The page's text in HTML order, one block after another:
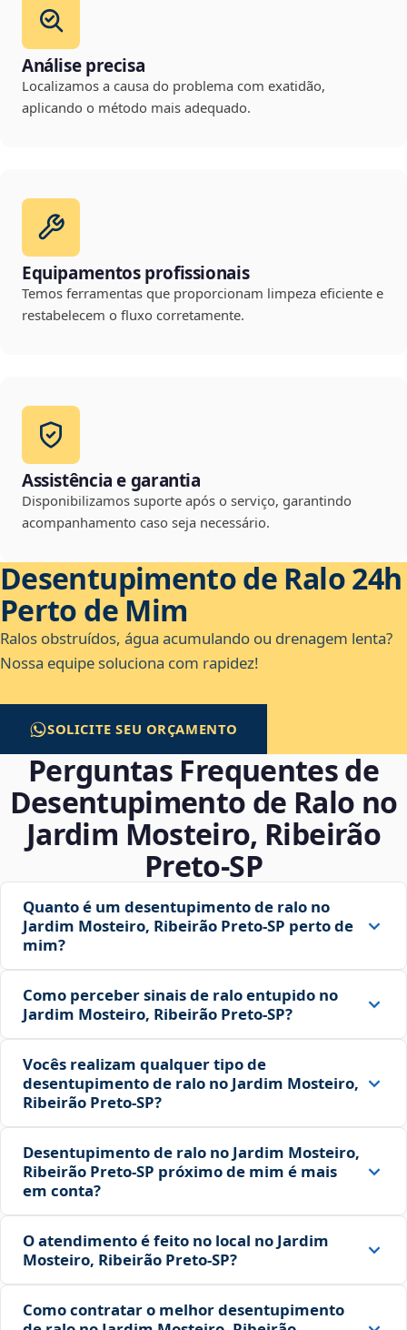
Análise precisa
Localizamos a causa do problema com exatidão,
aplicando o método mais adequado.
Equipamentos profissionais
Temos ferramentas que proporcionam limpeza eficiente e
restabelecem o fluxo corretamente.
Assistência e garantia
Disponibilizamos suporte após o serviço, garantindo
acompanhamento caso seja necessário.
Desentupimento de Ralo 24h
Perto de Mim
Ralos obstruídos, água acumulando ou drenagem lenta?
Nossa equipe soluciona com rapidez!
SOLICITE SEU ORÇAMENTO
Perguntas Frequentes de
Desentupimento de Ralo no
Jardim Mosteiro, Ribeirão
Preto‑SP
Quanto é um desentupimento de ralo no
Jardim Mosteiro, Ribeirão Preto‑SP perto de
mim?
Como perceber sinais de ralo entupido no
Jardim Mosteiro, Ribeirão Preto‑SP?
Vocês realizam qualquer tipo de
desentupimento de ralo no Jardim Mosteiro,
Ribeirão Preto‑SP?
Desentupimento de ralo no Jardim Mosteiro,
Ribeirão Preto‑SP próximo de mim é mais
em conta?
O atendimento é feito no local no Jardim
Mosteiro, Ribeirão Preto‑SP?
Como contratar o melhor desentupimento